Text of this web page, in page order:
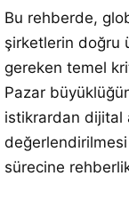
Bu rehberde,
şirketlerin doğru
gereken temel
Pazar
istikrardan dijital
sürecine